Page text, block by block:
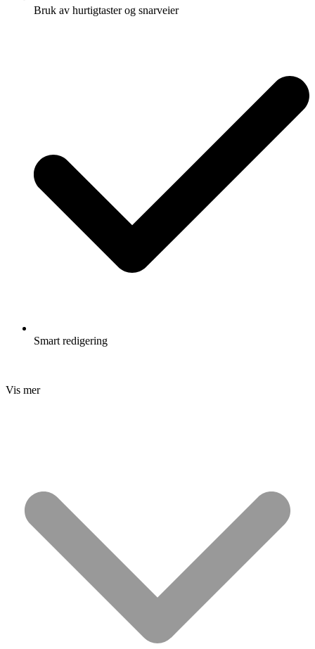
Bruk av hurtigtaster og snarveier
Smart redigering
Vis mer